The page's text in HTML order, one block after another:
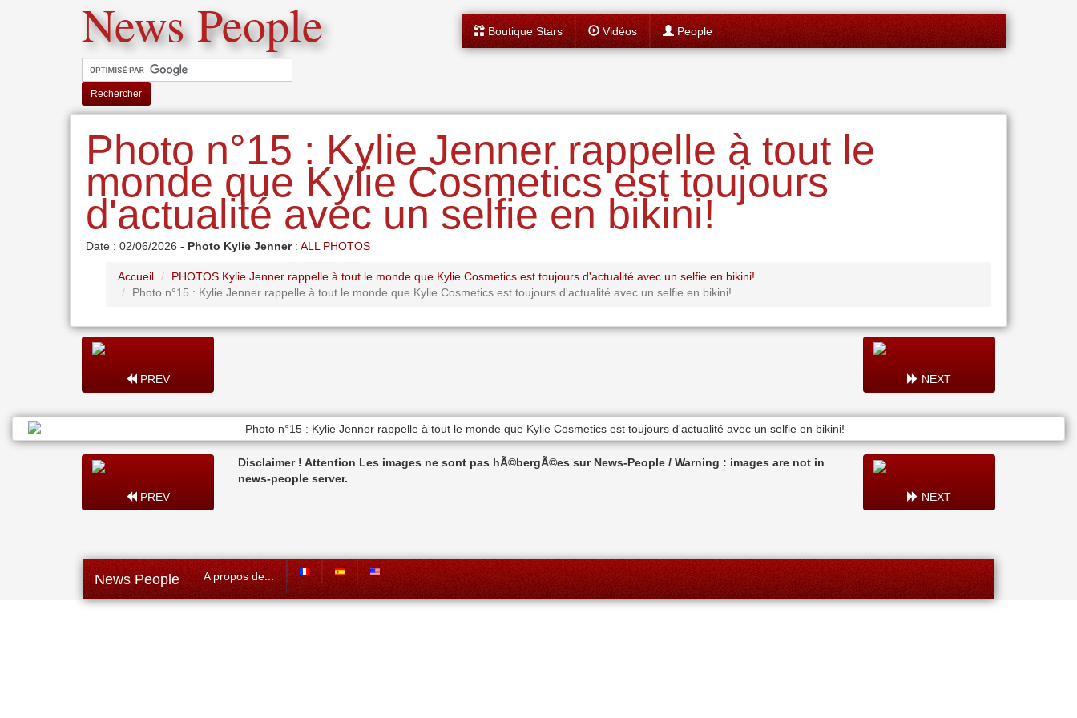
News People
Rechercher
Boutique Stars Vidéos People
Photo n°15 : Kylie Jenner rappelle à tout le
monde que Kylie Cosmetics est toujours
d'actualité avec un selfie en bikini!
Date : 02/06/2026 - Photo Kylie Jenner: ALL PHOTOS
Accueil
PHOTOS Kylie Jenner rappelle à tout le monde que Kylie Cosmetics est toujours d'actualité avec un selfie en bikini!
Photo n°15 : Kylie Jenner rappelle à tout le monde que Kylie Cosmetics est toujours d'actualité avec un selfie en bikini!
PREV NEXT
PREV
Disclaimer ! Attention Les images ne sont pas hÃ©bergÃ©es sur News-People / Warning : images are not in
news-people server.
NEXT
News People A propos de...